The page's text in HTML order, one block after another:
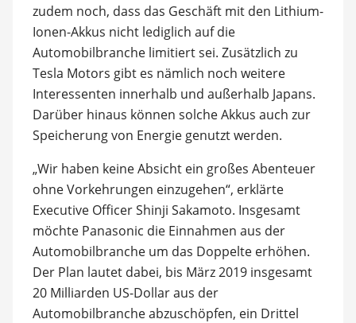
zudem noch, dass das Geschäft mit den Lithium-
Ionen-Akkus nicht lediglich auf die
Automobilbranche limitiert sei. Zusätzlich zu
Tesla Motors gibt es nämlich noch weitere
Interessenten innerhalb und außerhalb Japans.
Darüber hinaus können solche Akkus auch zur
Speicherung von Energie genutzt werden.
„Wir haben keine Absicht ein großes Abenteuer
ohne Vorkehrungen einzugehen“, erklärte
Executive Officer Shinji Sakamoto. Insgesamt
möchte Panasonic die Einnahmen aus der
Automobilbranche um das Doppelte erhöhen.
Der Plan lautet dabei, bis März 2019 insgesamt
20 Milliarden US-Dollar aus der
Automobilbranche abzuschöpfen, ein Drittel